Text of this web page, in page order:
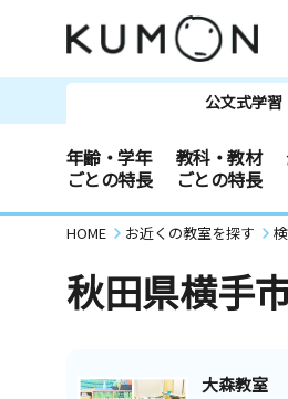
公文式学習
年齢・学年
ごとの特長
教科・教材
ごとの特長
HOME お近くの教室を探す
秋田県横手
大森教室